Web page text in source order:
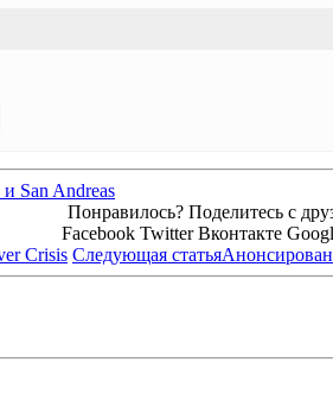
San Andreas
Понравилось? Поделитесь с
Facebook Twitter Вконтакте
Crisis Следующая статья